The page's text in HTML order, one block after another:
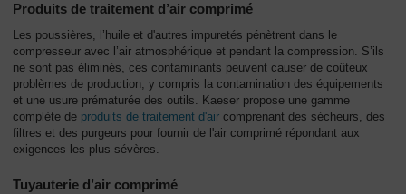
Produits de traitement d’air comprimé
Les poussières, l’huile et d'autres impuretés pénètrent dans le
compresseur avec l’air atmosphérique et pendant la compression. S’ils
ne sont pas éliminés, ces contaminants peuvent causer de coûteux
problèmes de production, y compris la contamination des équipements
et une usure prématurée des outils. Kaeser propose une gamme
complète de produits de traitement d'air comprenant des sécheurs, des
filtres et des purgeurs pour fournir de l'air comprimé répondant aux
exigences les plus sévères.
Tuyauterie d’air comprimé